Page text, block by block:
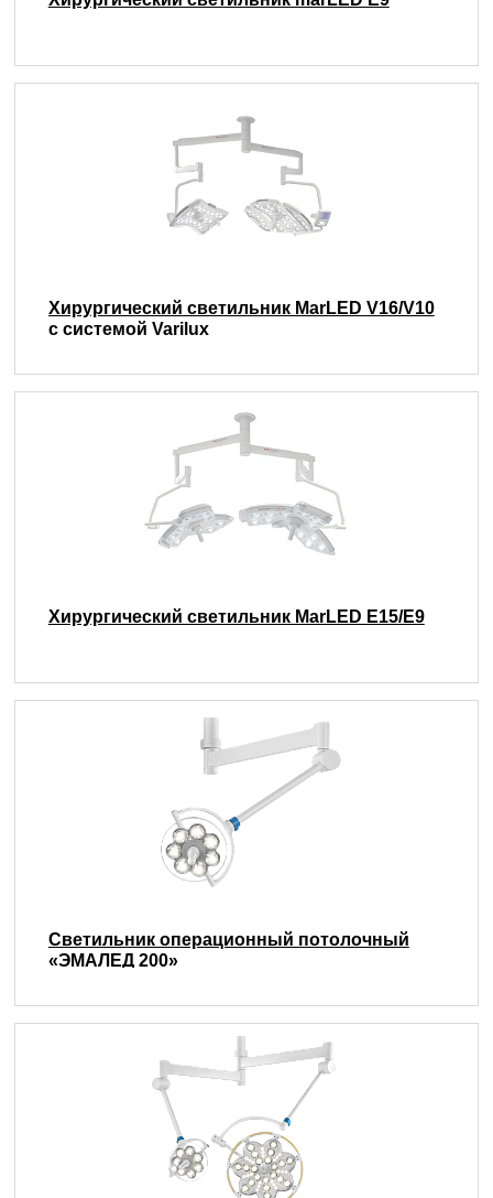
Хирургический светильник MarLED V16/V10
с системой Varilux
Хирургический светильник MarLED E15/E9
Светильник операционный потолочный
«ЭМАЛЕД 200»